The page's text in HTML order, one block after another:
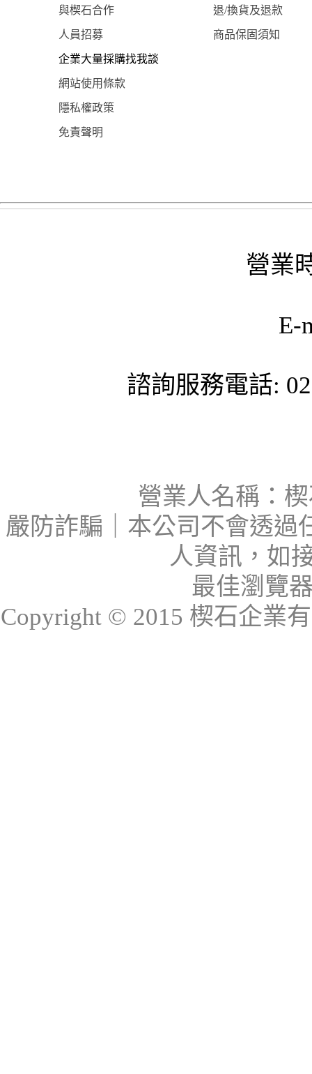
與楔石合作 退/換貨及退款
人員招募 商品保固須知
企業大量採購找我談
網站使用條款
隱私權政策
免責聲明
營業
E-
諮詢服務電話:
營業人名稱：
嚴防詐騙｜本公司不會透過
人資訊，如
最佳瀏覽
Copyright © 2015 楔石企業